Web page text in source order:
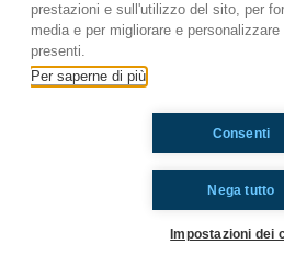
#OkkinSu
Sanremo 2017
Ti è piaciuto? Condividilo!
prestazioni e sull'utilizzo del sito, per
media e per migliorare e
presenti.
Per saperne di più
Nega tutto
Consenti
Impostazioni dei